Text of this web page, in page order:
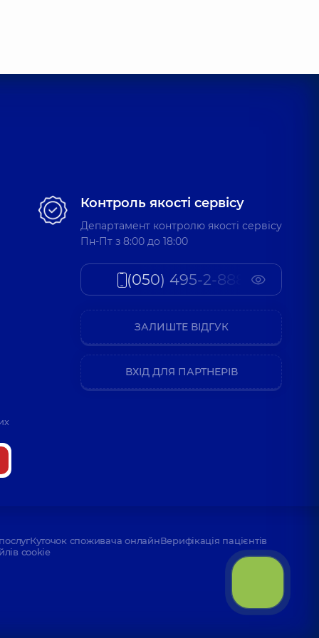
Контроль якості сервісу
Департамент контролю якості сервісу
Пн-Пт з 8:00 до 18:00
(050) 495-2-888
ЗАЛИШТЕ ВІДГУК
ВХІД ДЛЯ ПАРТНЕРІВ
Куточок споживача онлайнВерифікація пацієнтів
cookie